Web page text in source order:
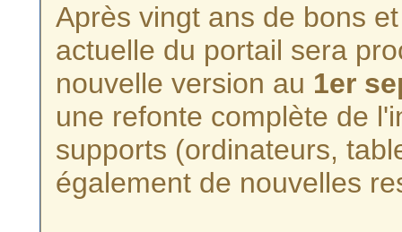
Après vingt ans de bons
actuelle du portail sera
nouvelle version au 1er
une refonte complète de
supports (ordinateurs,
également de nouvelles